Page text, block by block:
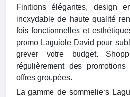
Finitions élégantes, design
inoxydable de haute qualité
fois fonctionnelles et
promo Laguiole David pour
grever votre budget.
régulièrement des
offres groupées.
La gamme de sommeliers